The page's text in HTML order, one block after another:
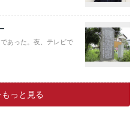
あった。夜、テレビで
っと見る